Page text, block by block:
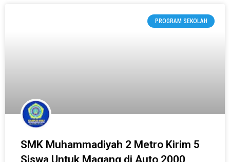
PROGRAM SEKOLAH
SMK Muhammadiyah 2 Metro Kirim 5
Siswa Untuk Magang di Auto 2000